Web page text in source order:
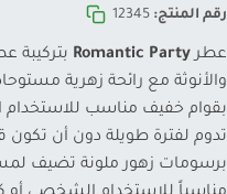
رقم المنتج: 12345
عطر Romantic Party بتركيبة
والأنوثة مع رائحة زهرية
بقوام خفيف مناسب للاستخدام
تدوم لفترة طويلة دون أن تكون
برسومات زهور ملونة تضيف